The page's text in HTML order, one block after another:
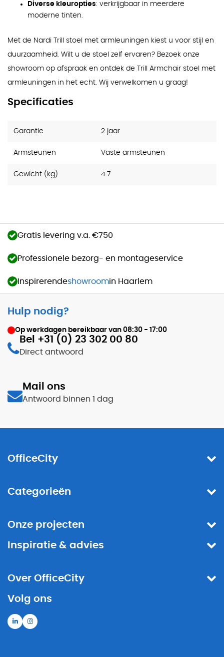
Diverse kleuropties: verkrijgbaar in meerdere
moderne tinten.
Met de Nardi Trill stoel met armleuningen kiest u voor stijl en
duurzaamheid. Wilt u de stoel zelf ervaren? Bezoek onze
showroom op afspraak en ontdek de Trill Armchair stoel met
armleuningen in het echt. Wij verwelkomen u graag!
Specificaties
Garantie 2 jaar
Armsteunen Vaste armsteunen
Gewicht (kg) 4.7
Gratis levering v.a. €750
Professionele bezorg- en montageservice
Inspirerendeshowroomin Haarlem
Hulp nodig?
Op werkdagen bereikbaar van 08:30 - 17:00
Bel +31 (0) 23 302 00 80
Direct antwoord
Mail ons
Antwoord binnen 1 dag
OfficeCity
Categorieën
Onze projecten
Inspiratie & advies
Over OfficeCity
Volg ons